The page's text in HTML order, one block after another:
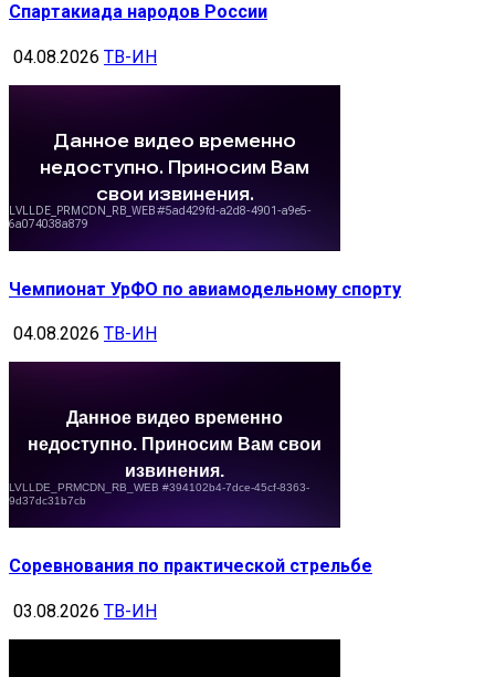
Спартакиада народов России
04.08.2026 ТВ-ИН
Чемпионат УрФО по авиамодельному спорту
04.08.2026 ТВ-ИН
Соревнования по практической стрельбе
03.08.2026 ТВ-ИН